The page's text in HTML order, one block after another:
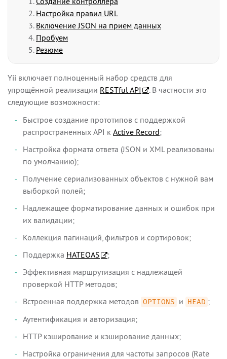
Настройка правил URL
Включение JSON на прием данных
Пробуем
Резюме
Yii включает полноценный набор средств для
упрощённой реализации RESTful API
. В частности это
следующие возможности:
Быстрое создание прототипов с поддержкой
распространенных API к Active Record;
Настройка формата ответа (JSON и XML реализованы
по умолчанию);
Получение сериализованных объектов с нужной вам
выборкой полей;
Надлежащее форматирование данных и ошибок при
их валидации;
Коллекция пагинаций, фильтров и сортировок;
Поддержка HATEOAS
;
Эффективная маршрутизация с надлежащей
проверкой HTTP методов;
Встроенная поддержка методов OPTIONS и HEAD ;
Аутентификация и авторизация;
HTTP кэширование и кэширование данных;
Настройка ограничения для частоты запросов (Rate